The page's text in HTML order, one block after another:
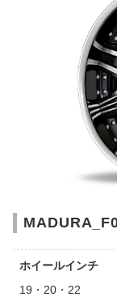
ホイールインチ
19・20・22